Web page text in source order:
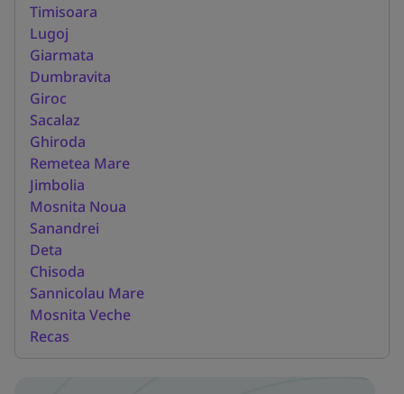
Timisoara
Lugoj
Giarmata
Dumbravita
Giroc
Sacalaz
Ghiroda
Remetea Mare
Jimbolia
Mosnita Noua
Sanandrei
Deta
Chisoda
Sannicolau Mare
Mosnita Veche
Recas